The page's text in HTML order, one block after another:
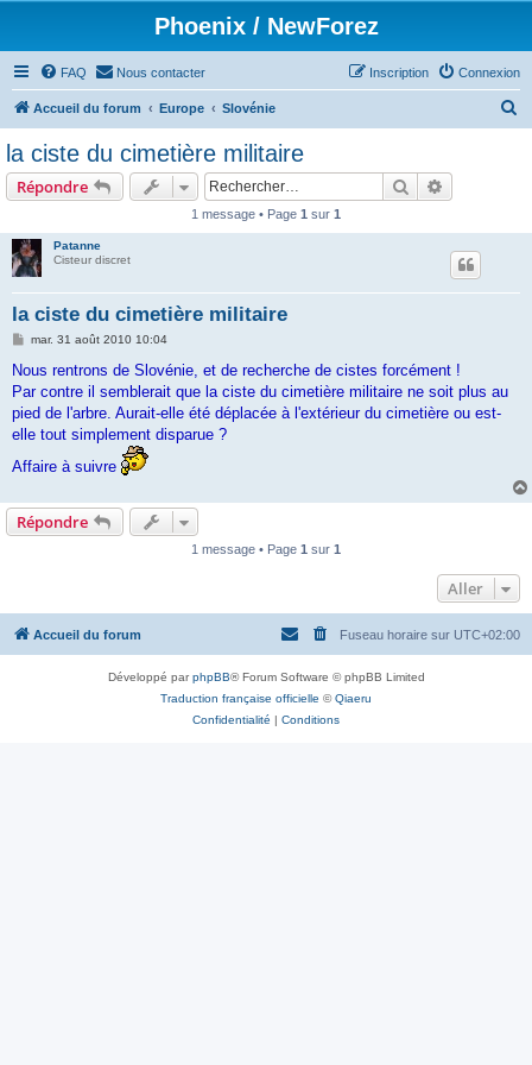
Phoenix / NewForez
FAQ Nous contacter Connexion
Inscription
Accueil du forum Europe Slovénie
la ciste du cimetière militaire
Répondre Rechercher
1 message • Page 1 sur 1
Patanne
Cisteur discret
la ciste du cimetière militaire
M
s
a
g
mar. 31 août 2010 10:04
Nous rentrons de Slovénie, et de recherche de cistes forcément !
Par contre il semblerait que la ciste du cimetière militaire ne soit plus au
pied de l'arbre. Aurait-elle été déplacée à l'extérieur du cimetière ou est-
elle tout simplement disparue ?
Affaire à suivre
Répondre
1 message • Page 1 sur 1
Aller
Accueil du forum Fuseau horaire sur UTC+02:00
Développé parphpBB® Forum Software © phpBB Limited
Traduction française officielle ©Qiaeru
Confidentialité | Conditions